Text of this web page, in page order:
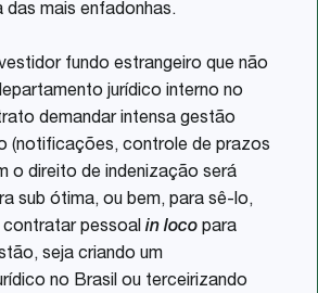
das mais enfadonhas.
fundo estrangeiro que não
jurídico interno no
demandar intensa gestão
(notificações, controle de prazos
o direito de indenização será
sub ótima, ou bem, para sê-lo,
contratar pessoal in loco para
seja criando um
no Brasil ou terceirizando